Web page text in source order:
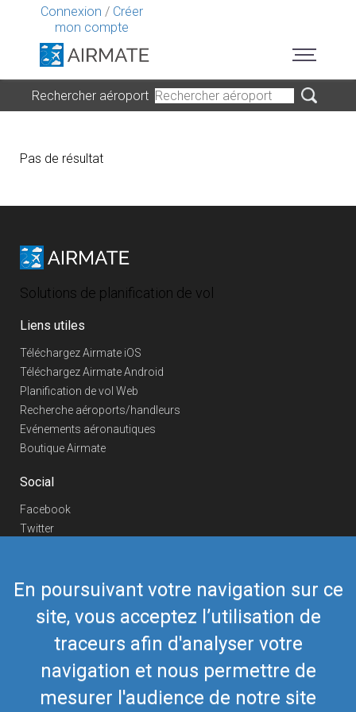
Connexion / Créer
mon compte
En poursuivant votre navigation sur ce
site, vous acceptez l’utilisation de
traceurs afin d'analyser votre
navigation et nous permettre de
mesurer l'audience de notre site
Rechercher aéroport
Pas de résultat
Solutions de planification de vol
Liens utiles
Téléchargez Airmate iOS
Téléchargez Airmate Android
Planification de vol Web
Recherche aéroports/handleurs
Evénements aéronautiques
Boutique Airmate
Social
Facebook
Twitter
Telegram
Nous contacter
Téléphone Europe +352 26441835
Téléphone US/Canada
418-592-8862
airmate@airmate.aero
(c) Myriel Aviation SA